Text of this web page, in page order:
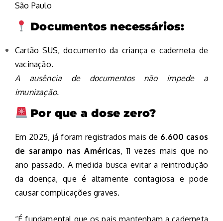
São Paulo
Documentos necessários:
Cartão SUS, documento da criança e caderneta de
vacinação.
A ausência de documentos não impede a
imunização.
Por que a dose zero?
Em 2025, já foram registrados mais de 6.600 casos
de sarampo nas Américas, 11 vezes mais que no
ano passado. A medida busca evitar a reintrodução
da doença, que é altamente contagiosa e pode
causar complicações graves.
“É fundamental que os pais mantenham a caderneta